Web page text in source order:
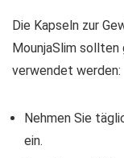
Die Kapseln zur
MounjaSlim sollten
verwendet werden:
Nehmen Sie
ein.